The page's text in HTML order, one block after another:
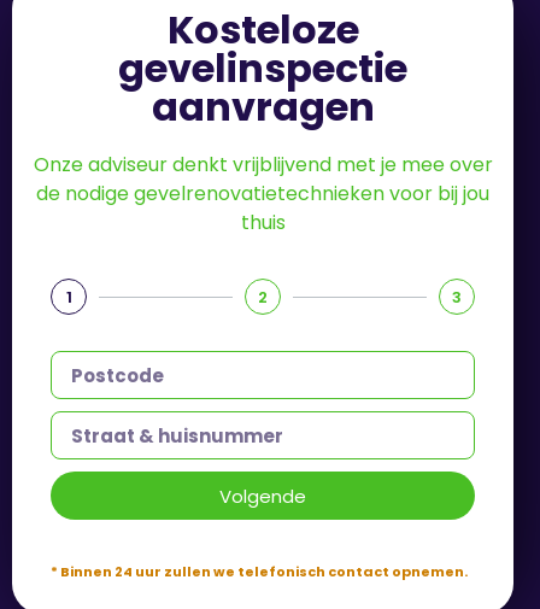
Kosteloze
gevelinspectie
aanvragen
Onze adviseur denkt vrijblijvend met je mee over
de nodige gevelrenovatietechnieken voor bij jou
thuis
1 2 3
Volgende
* Binnen 24 uur zullen we telefonisch contact opnemen.